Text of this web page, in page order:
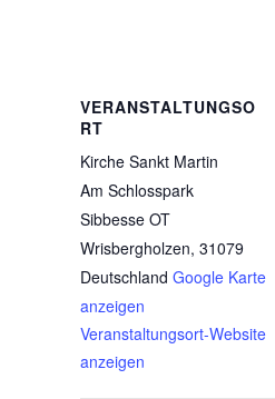
VERANSTALTUNGSO
RT
Kirche Sankt Martin
Am Schlosspark
Sibbesse OT
Wrisbergholzen, 31079
Deutschland Google Karte
anzeigen
Veranstaltungsort-Website
anzeigen